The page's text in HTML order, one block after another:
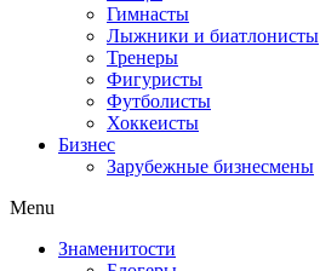
Гимнасты
Лыжники и биатлонисты
Тренеры
Фигуристы
Футболисты
Хоккеисты
Бизнес
Зарубежные бизнесмены
Menu
Знаменитости